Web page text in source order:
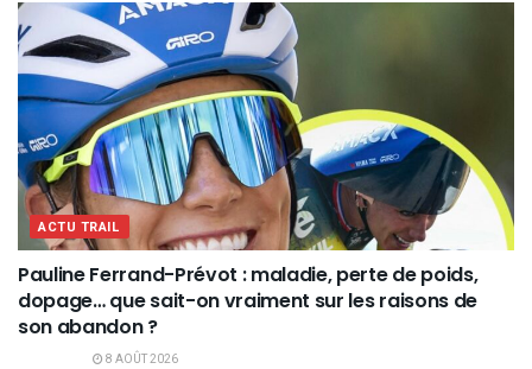
ACTU TRAIL
Pauline Ferrand-Prévot : maladie, perte de poids,
dopage… que sait-on vraiment sur les raisons de
son abandon ?
8 AOÛT 2026